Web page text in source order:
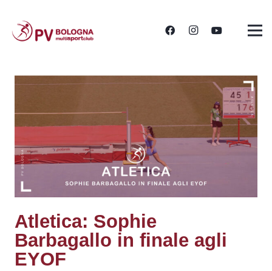
Atletica: Sophie
Barbagallo in finale agli
EYOF